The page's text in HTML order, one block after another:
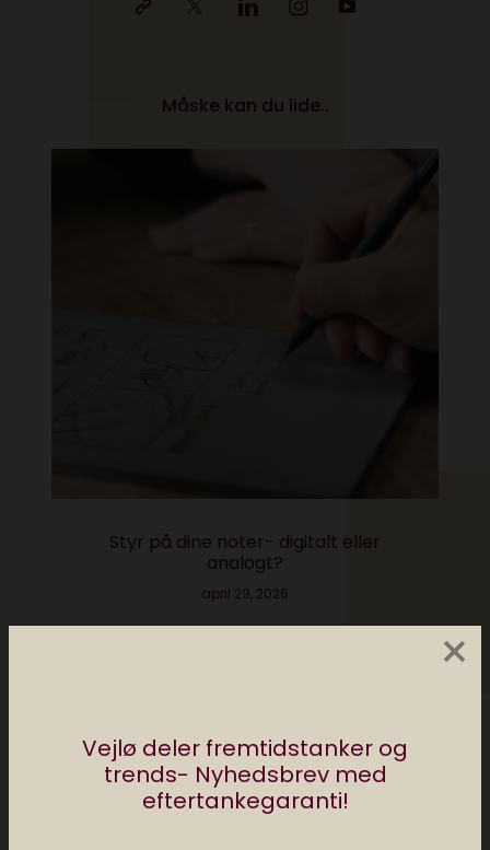
Vejlø deler fremtidstanker og
trends- Nyhedsbrev med
eftertankegaranti!
×
Måske kan du lide..
Styr på dine noter- digitalt eller
analogt?
april 29, 2026
Flyvende biler,
mental sundhed og
AI over alt
overvågningskameraer
giver trådløs sikkerhed
i hjemmet